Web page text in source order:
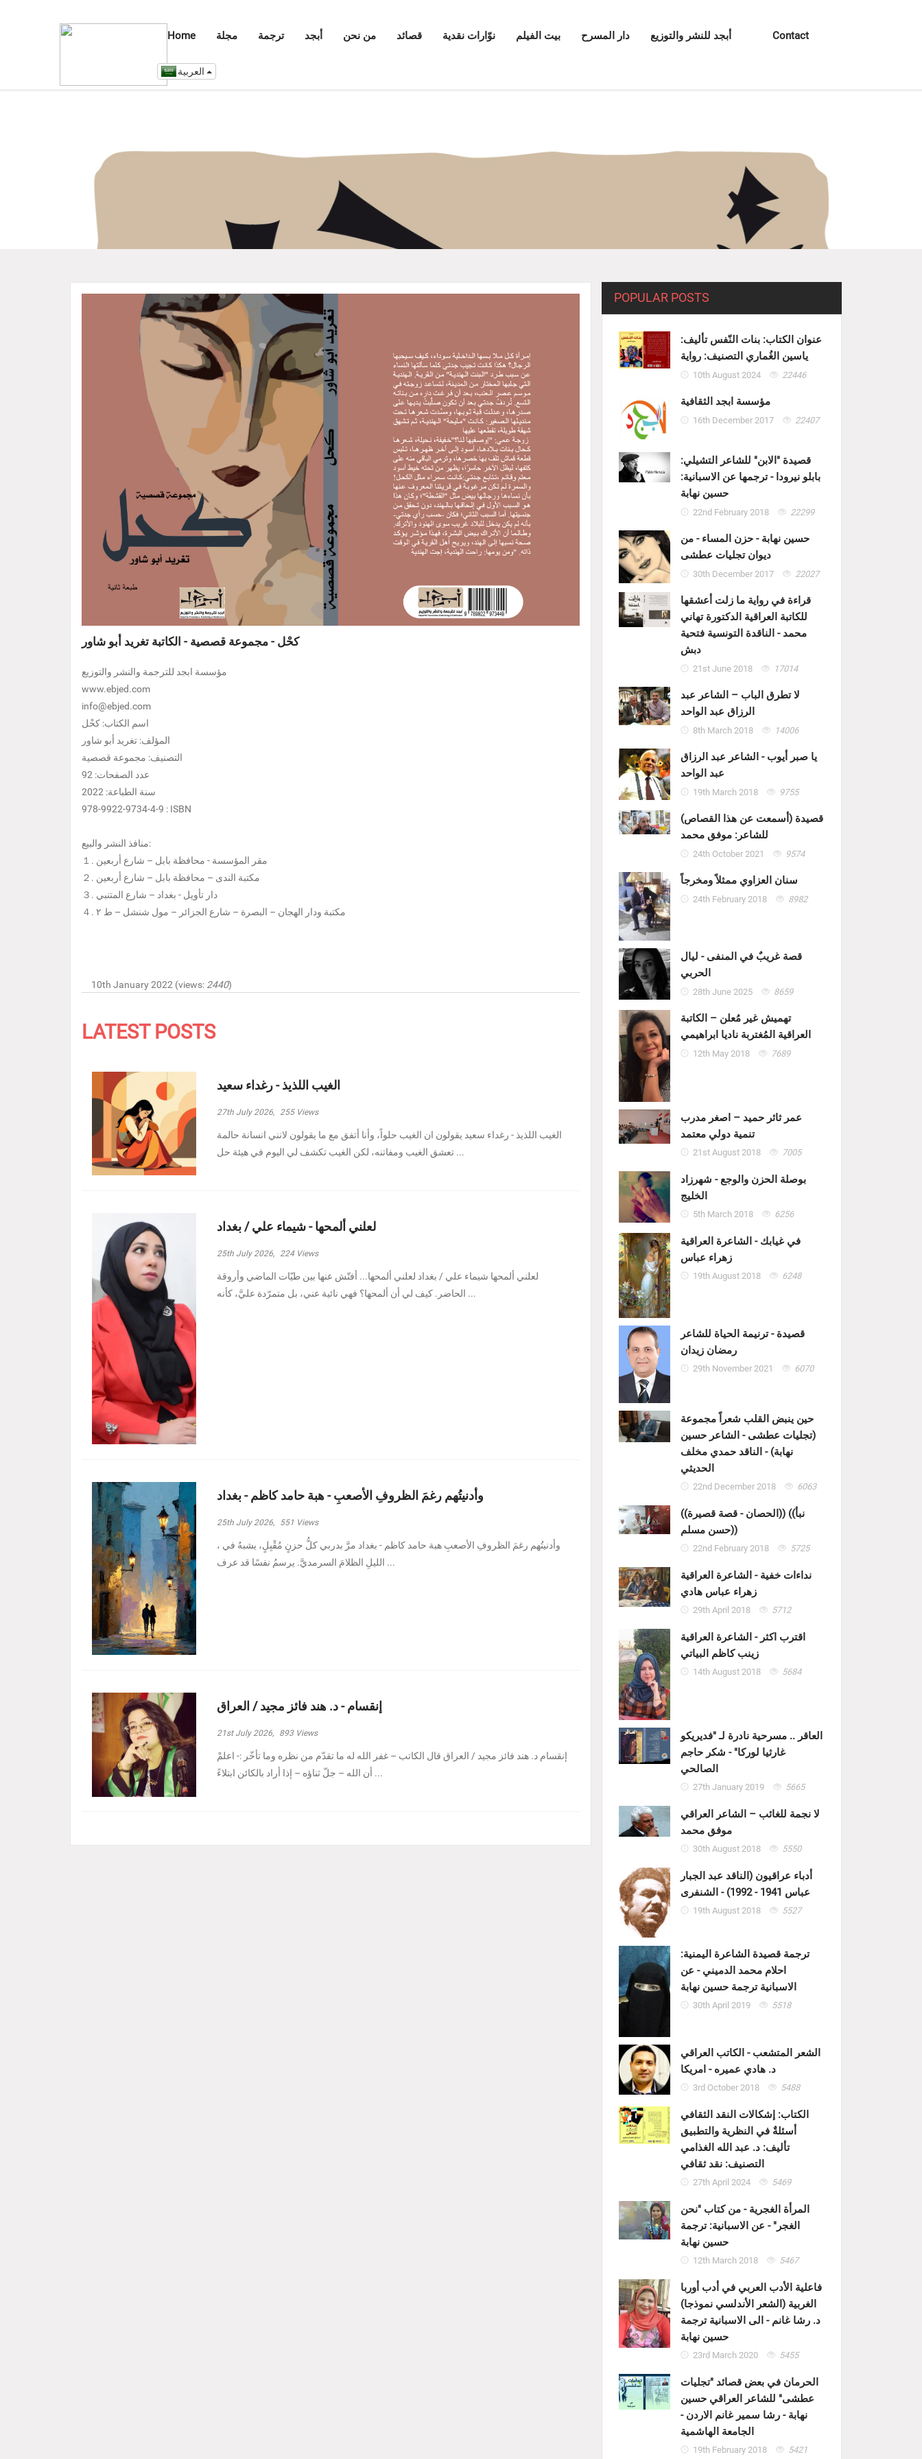
Home مجلة ترجمة أبجد من نحن قصائد نوّارات نقدية بيت الفيلم دار المسرح أبجد للنشر والتوزيع Contact
كحْل - مجموعة قصصية - الكاتبة تغريد أبو شاور
مؤسسة ابجد للترجمة والنشر والتوزيع
www.ebjed.com
info@ebjed.com
اسم الكتاب: كحْل
المؤلف: تغريد أبو شاور
التصنيف: مجموعة قصصية
عدد الصفحات: 92
سنة الطباعة: 2022
978-9922-9734-4-9 : ISBN
منافذ النشر والبيع:
１. مقر المؤسسة - محافظة بابل – شارع أربعين
２. مكتبة الندى – محافظة بابل – شارع أربعين
３. دار تأويل - بغداد – شارع المتنبي
４. مكتبة ودار الهجان – البصرة – شارع الجزائر – مول شنشل – ط ٢
10th January 2022 (views: 2440)
LATEST POSTS
الغيب اللذيذ - رغداء سعيد
27th July 2026, 255Views
الغيب اللذيذ - رغداء سعيد يقولون ان الغيب حلواً، وأنا أتفق مع ما يقولون لانني انسانة حالمة
تعشق الغيب ومفاتنه، لكن الغيب تكشف لي اليوم في هيئة حل ...
لعلني ألمحها - شيماء علي / بغداد
25th July 2026, 224Views
لعلني ألمحها شيماء علي / بغداد لعلني ألمحها... أفتّش عنها بين طيّات الماضي وأروقة
الحاضر. كيف لي أن ألمحها؟ فهي نائية عني، بل متمرّدة عليَّ، كأنه ...
وأدنيتُهم رغمَ الظروفِ الأصعبِ - هبة حامد كاظم - بغداد
25th July 2026, 551 Views
، وأدنيتُهم رغمَ الظروفِ الأصعبِ هبة حامد كاظم - بغداد مرَّ بدربي كلُّ حزنٍ مُقْبِلٍ، يشبهُ في
الليلِ الظلامَ السرمديَّ. يرسمُ نفسًا قد عرف ...
إنقسام - د. هند فائز مجيد / العراق
21st July 2026, 893Views
إنقسام د. هند فائز مجيد / العراق ‏قال الكاتب – غفر الله له ما تقدّم من نظره وما تأخّر :- ‏اعلمْ
أن الله – جلّ ثناؤه – إذا أراد بالكائن ابتلاءً ...
POPULAR POSTS
عنوان الكتاب: بنات النّفس تأليف:
ياسين الغُماري التصنيف: رواية
10th August 2024 22446
مؤسسة ابجد الثقافية
16th December 2017 22407
قصيدة "الابن" للشاعر التشيلي:
بابلو نيرودا - ترجمها عن الاسبانية:
حسين نهابة
22nd February 2018 22299
حسين نهابة - حزن المساء - من
ديوان تجليات عطشى
30th December 2017 22027
قراءة في رواية ما زلت أعشقها
للكاتبة العراقية الدكتورة تهاني
محمد - الناقدة التونسية فتحية
دبش
21st June 2018 17014
لا تطرق الباب – الشاعر عبد
الرزاق عبد الواحد
8th March 2018 14006
يا صبر أيوب - الشاعر عبد الرزاق
عبد الواحد
19th March 2018 9755
قصيدة (أسمعت عن هذا القصاص)
للشاعر: موفق محمد
24th October 2021 9574
سنان العزاوي ممثلاً ومخرجاً
24th February 2018 8982
قصة غريبٌ في المنفى - ليال
الحربي
28th June 2025 8659
تهميش غير مُعلن – الكاتبة
العراقية المُغتربة ناديا ابراهيمي
12th May 2018 7689
عمر ثائر حميد – اصغر مدرب
تنمية دولي معتمد
21st August 2018 7005
بوصلة الحزن والوجع - شهرزاد
الخليج
5th March 2018 6256
في غيابك - الشاعرة العراقية
زهراء عباس
19th August 2018 6248
قصيدة - ترنيمة الحياة للشاعر
رمضان زيدان
29th November 2021 6070
حين ينبض القلب شعراً مجموعة
(تجليات عطشى - الشاعر حسين
نهابة) - الناقد حمدي مخلف
الحديثي
22nd December 2018 6063
((الحصان - قصة قصيرة)) ((نبأ
حسن مسلم))
22nd February 2018 5725
نداءات خفية - الشاعرة العراقية
زهراء عباس هادي
29th April 2018 5712
اقترب اكثر - الشاعرة العراقية
زينب كاظم البياتي
14th August 2018 5684
العاقر .. مسرحية نادرة لـ "فديريكو
غارثيا لوركا" - شكر حاجم
الصالحي
27th January 2019 5665
لا نجمة للغائب – الشاعر العراقي
موفق محمد
30th August 2018 5550
أدباء عراقيون (الناقد عبد الجبار
عباس 1941 - 1992) - الشنفرى
19th August 2018 5527
ترجمة قصيدة الشاعرة اليمنية:
احلام محمد الدميني - عن
الاسبانية ترجمة حسين نهابة
30th April 2019 5518
الشعر المتشعب - الكاتب العراقي
د. هادي عميره - امريكا
3rd October 2018 5488
الكتاب: إشكالات النقد الثقافي
أسئلةٌ في النظرية والتطبيق
تأليف: د. عبد الله الغذامي
التصنيف: نقد ثقافي
27th April 2024 5469
المرأة الغجرية - من كتاب "نحن
الغجر" - عن الاسبانية: ترجمة
حسين نهابة
12th March 2018 5467
فاعلية الأدب العربي في أدب أوربا
الغربية (الشعر الأندلسي نموذجا)
د. رشا غانم - الى الاسبانية ترجمة
حسين نهابة
23rd March 2020 5455
الحرمان في بعض قصائد "تجليات
عطشى" للشاعر العراقي حسين
نهابة - رشا سمير غانم الاردن -
الجامعة الهاشمية
19th February 2018 5421